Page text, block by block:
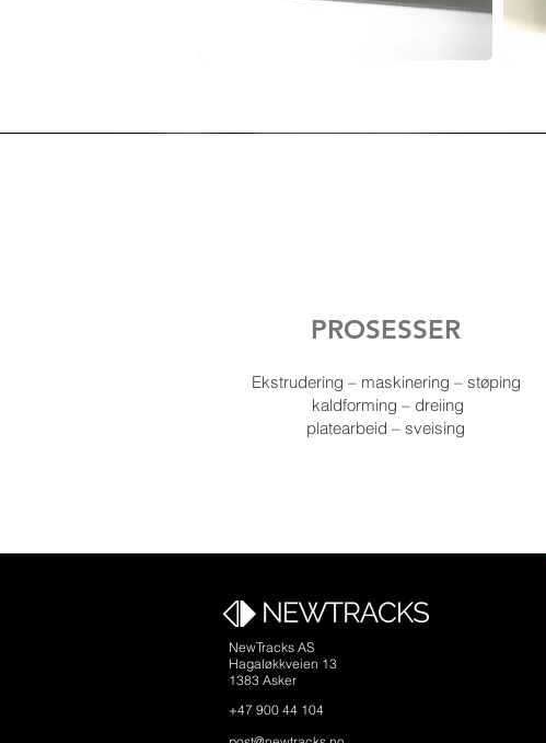
PROSESSER
Ekstrudering – maskinering – støping
kaldforming – dreiing
platearbeid – sveising
NewTracks AS
Hagaløkkveien 13
1383 Asker
+47 900 44 104